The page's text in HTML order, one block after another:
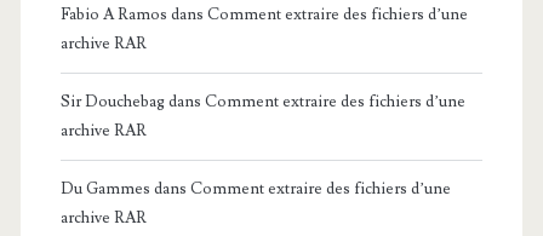
Fabio A Ramos dans Comment extraire des fichiers d’une
archive RAR
Sir Douchebagdans Comment extraire des fichiers d’une
archive RAR
Du Gammes dans Comment extraire des fichiers d’une
archive RAR